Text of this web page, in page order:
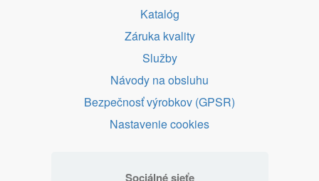
Katalóg
Záruka kvality
Služby
Návody na obsluhu
Bezpečnosť výrobkov (GPSR)
Nastavenie cookies
Sociálné sieťe